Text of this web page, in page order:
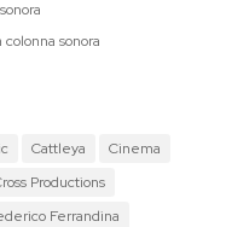
sonora
Cattleya
Cinema
Productions
Ferrandina